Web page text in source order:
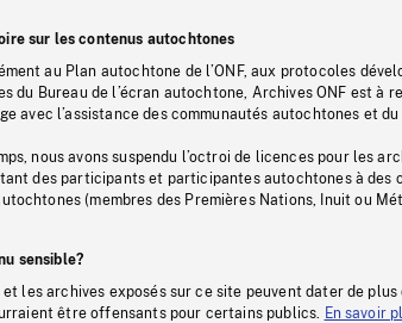
sur les contenus autochtones
au Plan autochtone de l’ONF, aux protocoles
du Bureau de l’écran autochtone, Archives ONF est à
avec l’assistance des communautés autochtones et
nous avons suspendu l’octroi de licences pour les
des participants et participantes autochtones à des
(membres des Premières Nations, Inuit ou
sensible?
et les archives exposés sur ce site peuvent dater de
être offensants pour certains publics.
En savoir